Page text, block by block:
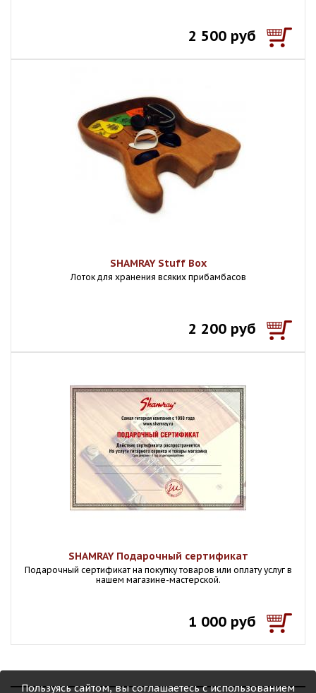
2 500 руб
SHAMRAY Stuff Box
Лоток для хранения всяких прибамбасов
2 200 руб
SHAMRAY Подарочный сертификат
Подарочный сертификат на покупку товаров или оплату услуг в
нашем магазине-мастерской.
1 000 руб
Пользуясь сайтом, вы соглашаетесь с использованием